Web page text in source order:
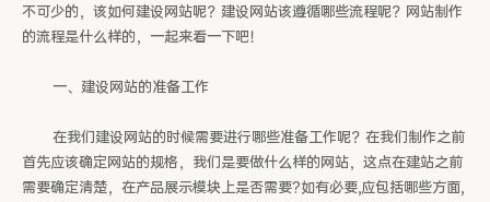
不可少的，该如何建设网站呢？建设网站该遵循哪些流程呢？网站制作
的流程是什么样的，一起来看一下吧！
一、建设网站的准备工作
在我们建设网站的时候需要进行哪些准备工作呢？在我们制作之前
首先应该确定网站的规格，我们是要做什么样的网站，这点在建站之前
需要确定清楚，在产品展示模块上是否需要?如有必要,应包括哪些方面,